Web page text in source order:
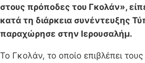
στους πρόποδες του Γκολάν»,
κατά τη διάρκεια συνέντευξης
παραχώρησε στην Ιερουσαλήμ.
Το Γκολάν, το οποίο επιβλέπει